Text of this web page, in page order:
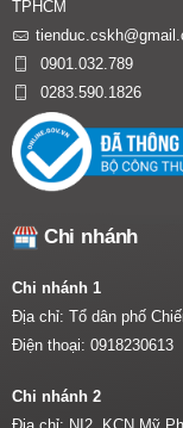
TPHCM
0901.032.789
0283.590.1826
Chi nhánh
Chi nhánh 1
Địa chỉ: Tổ dân phố
Điện thoại: 0918230613
Chi nhánh 2